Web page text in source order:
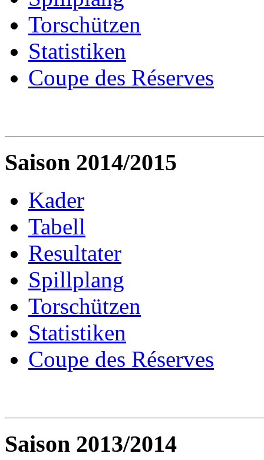
Torschützen
Statistiken
Coupe des Réserves
Saison 2014/2015
Kader
Tabell
Resultater
Spillplang
Torschützen
Statistiken
Coupe des Réserves
Saison 2013/2014